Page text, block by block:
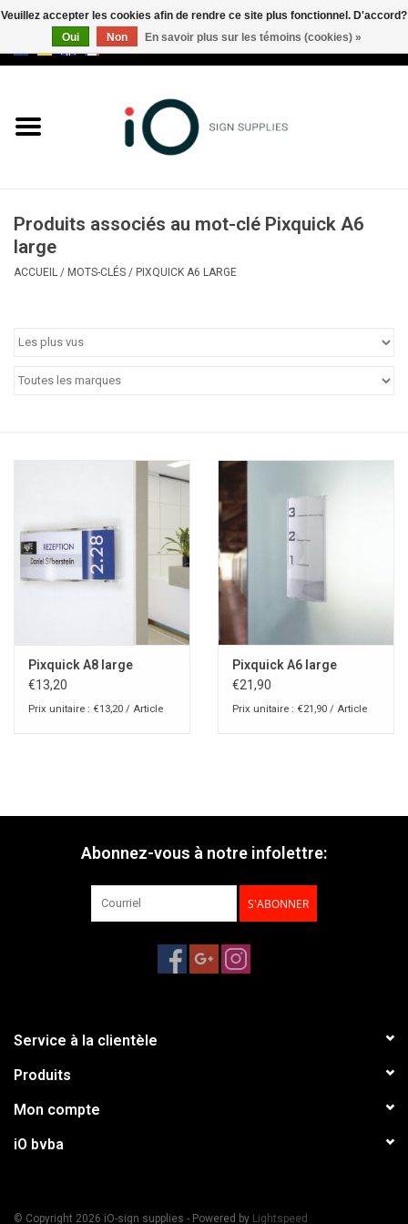
Marques
Appelez-nous au +32 3 353 67
Produits associés au mot-clé Pixquick A6
large
ACCUEIL / MOTS-CLÉS / PIXQUICK A6 LARGE
Pixquick A8 large
€13,20
Prix unitaire : €13,20 / Article
Pixquick A6 large
€21,90
Prix unitaire : €21,90 / Article
Abonnez-vous à notre infolettre:
S'ABONNER
Service à la clientèle
Produits
Mon compte
iO bvba
© Copyright 2026 iO-sign supplies - Powered by Lightspeed
Veuillez accepter les cookies afin de rendre ce site plus fonctionnel. D'accord?
Oui
Non En savoir plus sur les témoins (cookies) »